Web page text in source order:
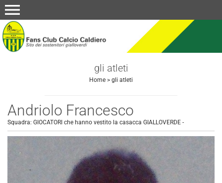
menu
gli atleti
Home > gli atleti
Andriolo Francesco
Squadra: GIOCATORI che hanno vestito la casacca GIALLOVERDE -